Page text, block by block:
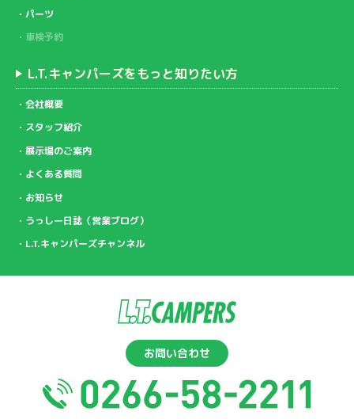
パーツ
車検予約
L.T.キャンパーズをもっと知りたい方
会社概要
スタッフ紹介
展示場のご案内
よくある質問
お知らせ
うっしー日誌（営業ブログ）
L.T.キャンパーズチャンネル
お問い合わせ